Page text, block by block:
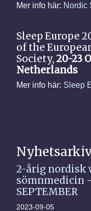
Mer info här: Nordic
Sleep Europe
of the
Society, 20-23
Netherlands
Mer info här: Sleep
2-årig nordisk
sömnmedicin -
SEPTEMBER
2023-09-05